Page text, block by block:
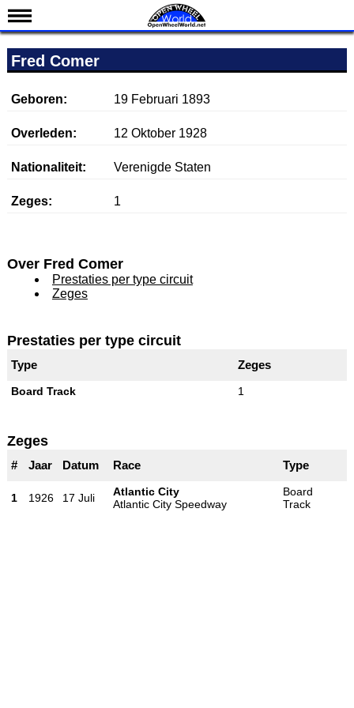
Nieuws
Kalender
Uitslagen
Teams
IndyCar 101
Fred Comer
Geboren: 19 Februari 1893
Overleden: 12 Oktober 1928
Nationaliteit: Verenigde Staten
Zeges: 1
Over Fred Comer
Prestaties per type circuit
Zeges
Prestaties per type circuit
Type Zeges
Board Track 1
Zeges
# Jaar Datum Race Type
1 1926 17 Juli
Atlantic City
Atlantic City Speedway
Board
Track